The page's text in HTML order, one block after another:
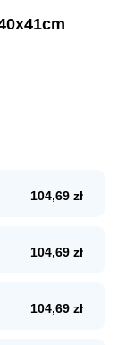
104,69 zł
104,69 zł
104,69 zł